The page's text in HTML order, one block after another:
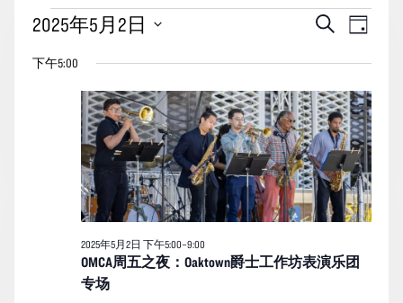
2025
5
活
搜
索
和
视
图
导
航
搜
事
视
图
导
航
天
2025年5月2日
择
下午5:00
OMCA周五之夜：Oaktown爵士工作坊表演乐团
专场
2025年5月2日 下午5:00–9:00